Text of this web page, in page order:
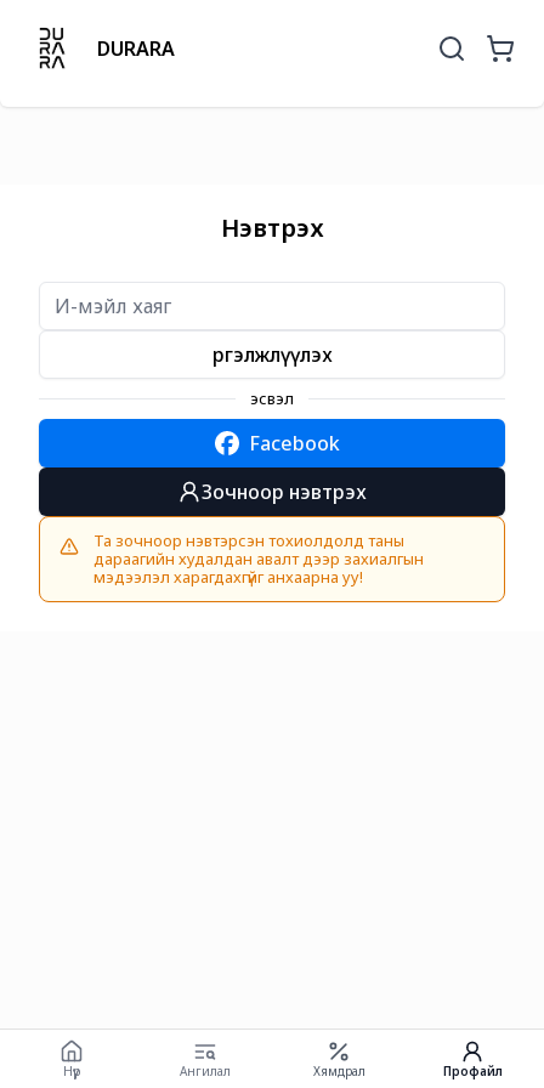
DURARA
Нэвтрэх
Үргэлжлүүлэх
эсвэл
Facebook
Зочноор нэвтрэх
Та зочноор нэвтэрсэн тохиолдолд таны
дараагийн худалдан авалт дээр захиалгын
мэдээлэл харагдахгүйг анхаарна уу!
Нүүр Ангилал Хямдрал Профайл